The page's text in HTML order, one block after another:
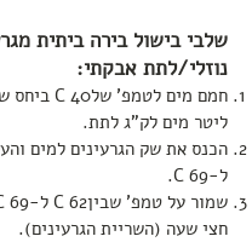
שלבי בישול בירה ביתית
נוזלי/לתת אבקתי:
ליטר מים לק"ג לתת.
הכנס את שק הגרעינים למים
ל-C 69.
חצי שעה (השריית הגרעינים).